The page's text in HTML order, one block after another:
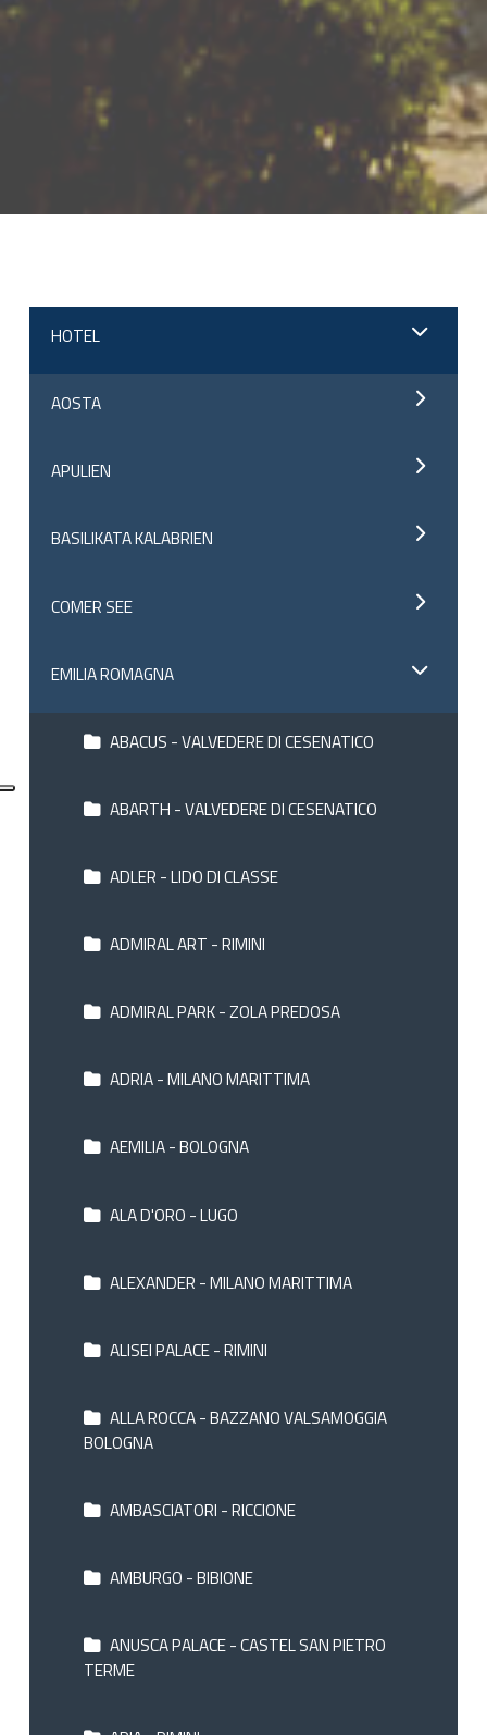
HOTEL
AOSTA
APULIEN
BASILIKATA KALABRIEN
COMER SEE
EMILIA ROMAGNA
ABACUS - VALVEDERE DI CESENATICO
ABARTH - VALVEDERE DI CESENATICO
ADLER - LIDO DI CLASSE
ADMIRAL ART - RIMINI
ADMIRAL PARK - ZOLA PREDOSA
ADRIA - MILANO MARITTIMA
AEMILIA - BOLOGNA
ALA D'ORO - LUGO
ALEXANDER - MILANO MARITTIMA
ALISEI PALACE - RIMINI
ALLA ROCCA - BAZZANO VALSAMOGGIA
BOLOGNA
AMBASCIATORI - RICCIONE
AMBURGO - BIBIONE
ANUSCA PALACE - CASTEL SAN PIETRO
TERME